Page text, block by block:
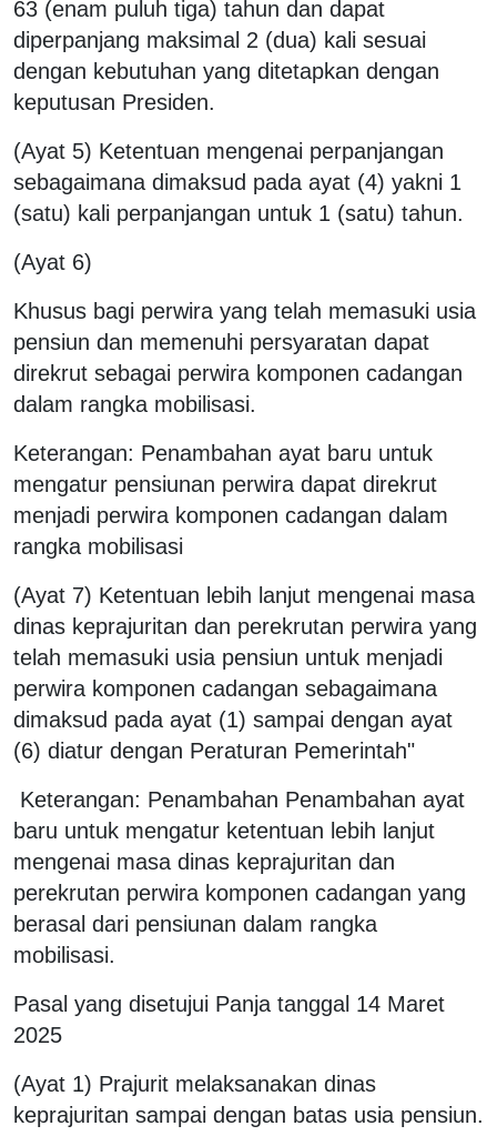
63 (enam puluh tiga) tahun dan dapat
diperpanjang maksimal 2 (dua) kali sesuai
dengan kebutuhan yang ditetapkan dengan
keputusan Presiden.
(Ayat 5) Ketentuan mengenai perpanjangan
sebagaimana dimaksud pada ayat (4) yakni 1
(satu) kali perpanjangan untuk 1 (satu) tahun.
(Ayat 6)
Khusus bagi perwira yang telah memasuki usia
pensiun dan memenuhi persyaratan dapat
direkrut sebagai perwira komponen cadangan
dalam rangka mobilisasi.
Keterangan: Penambahan ayat baru untuk
mengatur pensiunan perwira dapat direkrut
menjadi perwira komponen cadangan dalam
rangka mobilisasi
(Ayat 7) Ketentuan lebih lanjut mengenai masa
dinas keprajuritan dan perekrutan perwira yang
telah memasuki usia pensiun untuk menjadi
perwira komponen cadangan sebagaimana
dimaksud pada ayat (1) sampai dengan ayat
(6) diatur dengan Peraturan Pemerintah"
Keterangan: Penambahan Penambahan ayat
baru untuk mengatur ketentuan lebih lanjut
mengenai masa dinas keprajuritan dan
perekrutan perwira komponen cadangan yang
berasal dari pensiunan dalam rangka
mobilisasi.
Pasal yang disetujui Panja tanggal 14 Maret
2025
(Ayat 1) Prajurit melaksanakan dinas
keprajuritan sampai dengan batas usia pensiun.